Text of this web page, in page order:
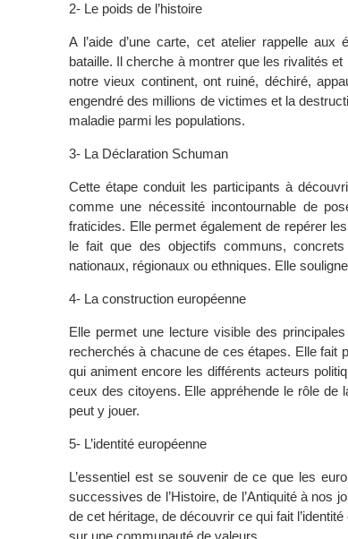
2- Le poids de l’histoire
A l’aide d’une carte, cet atelier rappelle
bataille. Il cherche à montrer que les rivalités
notre vieux continent, ont ruiné, déchiré,
engendré des millions de victimes et la
maladie parmi les populations.
3- La Déclaration Schuman
Cette étape conduit les participants à
comme une nécessité incontournable de
fraticides. Elle permet également de repérer
le fait que des objectifs communs,
nationaux, régionaux ou ethniques. Elle
4- La construction européenne
Elle permet une lecture visible des
recherchés à chacune de ces étapes. Elle fait
qui animent encore les différents acteurs
ceux des citoyens. Elle appréhende le rôle de
peut y jouer.
5- L’identité européenne
L’essentiel est se souvenir de ce que les
successives de l’Histoire, de l’Antiquité à nos
de cet héritage, de découvrir ce qui fait
sur une communauté de valeurs.